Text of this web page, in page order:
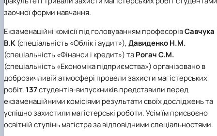
заочної форми навчання.
Екзаменаційні комісії під головуванням професорівСавчука
В.К (спеціальність «Облік і аудит»),Давиденко Н.М.
(спеціальність «Фінанси і кредит») таРогач С.М.
(спеціальність «Економіка підприємства») організовано в
доброзичливій атмосфері провели захисти магістерських
робіт. 137студентів-випускників представили перед
екзаменаційними комісіями результати своїх досліджень та
успішно захистили магістерські роботи. Усім їм присвоєно
освітній ступінь магістра за відповідними спеціальностями.